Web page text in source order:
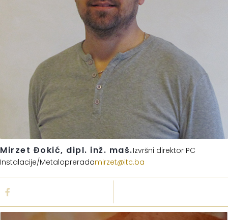
Mirzet Đokić, dipl. inž. maš.Izvršni direktor PC
Instalacije/Metalopreradamirzet@itc.ba